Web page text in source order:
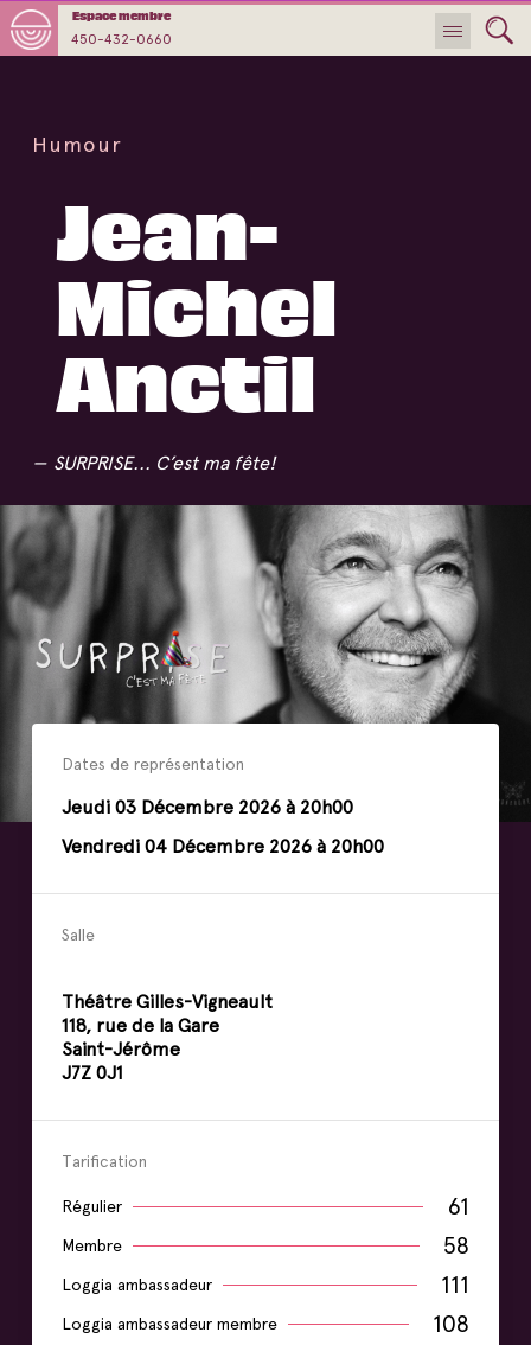
450-432-0660
Espace membre
Humour
Jean-
Michel
Anctil
SURPRISE... C’est ma fête!
Dates de représentation
Jeudi 03 Décembre 2026 à 20h00
Vendredi 04 Décembre 2026 à 20h00
Salle
Théâtre Gilles-Vigneault
118, rue de la Gare
Saint-Jérôme
J7Z 0J1
Tarification
Régulier 61
Membre 58
Loggia ambassadeur 111
Loggia ambassadeur membre 108